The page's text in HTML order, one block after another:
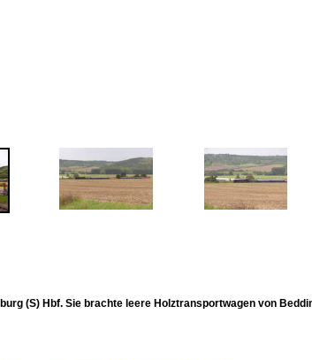
(S) Hbf. Sie brachte leere Holztransportwagen von